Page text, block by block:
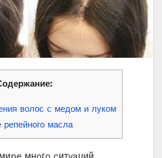
волос с медом и луком
масла
мнoгo cитyaций‚